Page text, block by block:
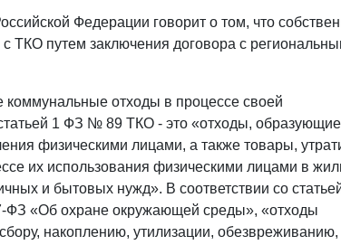
Федерации говорит о том, что
ТКО путем заключения договора с
отходы в процессе своей
1 ФЗ № 89 ТКО - это «отходы,
физическими лицами, а также товары,
их использования физическими лицами в
и бытовых нужд». В соответствии со
ФЗ «Об охране окружающей среды», «отходы
накоплению, утилизации, обезвреживанию,